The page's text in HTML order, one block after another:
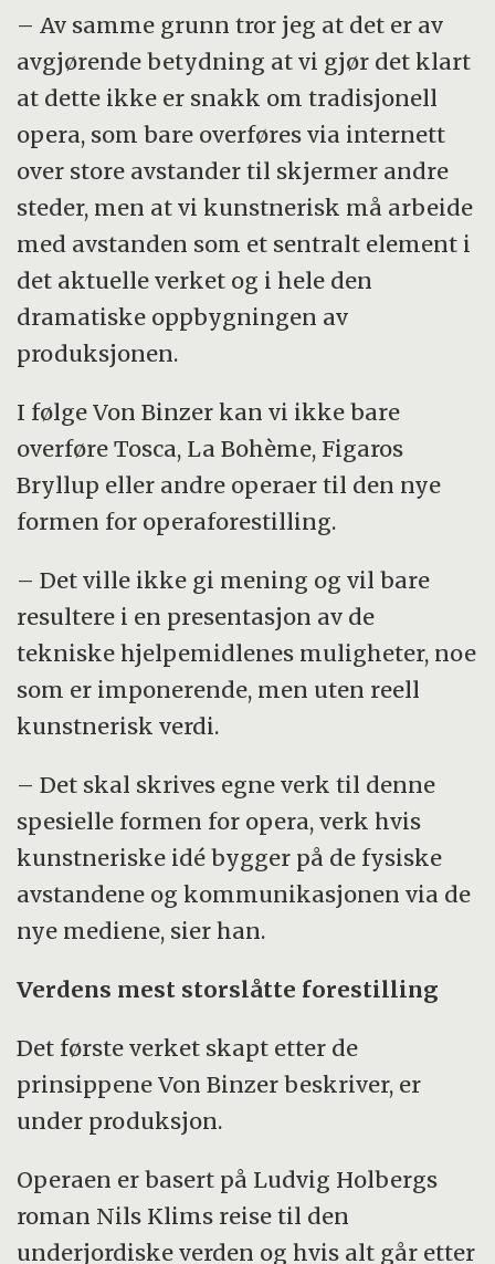
– Av samme grunn tror jeg at det er av
avgjørende betydning at vi gjør det klart
at dette ikke er snakk om tradisjonell
opera, som bare overføres via internett
over store avstander til skjermer andre
steder, men at vi kunstnerisk må arbeide
med avstanden som et sentralt element i
det aktuelle verket og i hele den
dramatiske oppbygningen av
produksjonen.
I følge Von Binzer kan vi ikke bare
overføre Tosca, La Bohème, Figaros
Bryllup eller andre operaer til den nye
formen for operaforestilling.
– Det ville ikke gi mening og vil bare
resultere i en presentasjon av de
tekniske hjelpemidlenes muligheter, noe
som er imponerende, men uten reell
kunstnerisk verdi.
– Det skal skrives egne verk til denne
spesielle formen for opera, verk hvis
kunstneriske idé bygger på de fysiske
avstandene og kommunikasjonen via de
nye mediene, sier han.
Verdens mest storslåtte forestilling
Det første verket skapt etter de
prinsippene Von Binzer beskriver, er
under produksjon.
Operaen er basert på Ludvig Holbergs
roman Nils Klims reise til den
underjordiske verden og hvis alt går etter